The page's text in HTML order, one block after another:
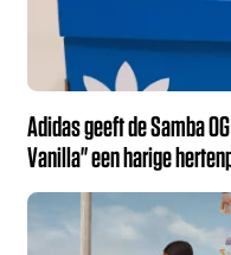
Adidas geeft de Samba
Vanilla" een harige